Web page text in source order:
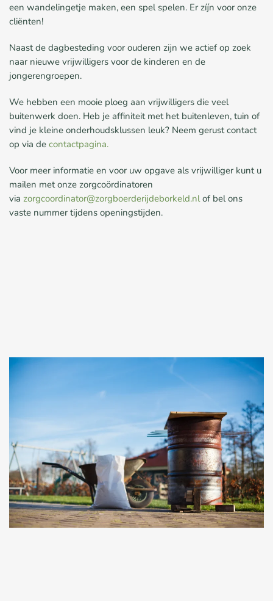
een wandelingetje maken, een spel spelen. Er zíjn voor onze
cliënten!
Naast de dagbesteding voor ouderen zijn we actief op zoek
naar nieuwe vrijwilligers voor de kinderen en de
jongerengroepen.
We hebben een mooie ploeg aan vrijwilligers die veel
buitenwerk doen. Heb je affiniteit met het buitenleven, tuin of
vind je kleine onderhoudsklussen leuk? Neem gerust contact
op via de contactpagina.
Voor meer informatie en voor uw opgave als vrijwilliger kunt u
mailen met onze zorgcoördinatoren
via zorgcoordinator@zorgboerderijdeborkeld.nlof bel ons
vaste nummer tijdens openingstijden.